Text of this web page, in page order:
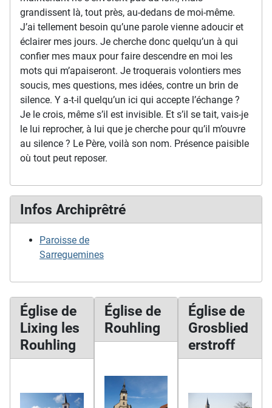
grandissent là, tout près, au-dedans de moi-même.
J’ai tellement besoin qu’une parole vienne adoucir et
éclairer mes jours. Je cherche donc quelqu’un à qui
confier mes maux pour faire descendre en moi les
mots qui m’apaiseront. Je troquerais volontiers mes
soucis, mes questions, mes idées, contre un brin de
silence. Y a-t-il quelqu’un ici qui accepte l’échange ?
Je le crois, même s’il est invisible. Et s’il se tait, vais-je
le lui reprocher, à lui que je cherche pour qu’il m’ouvre
au silence ? Le Père, voilà son nom. Présence paisible
où tout peut reposer.
Infos Archiprêtré
Paroisse de
Sarreguemines
Église de
Lixing les
Rouhling
Église de
Rouhling
Église de
Grosblied
erstroff